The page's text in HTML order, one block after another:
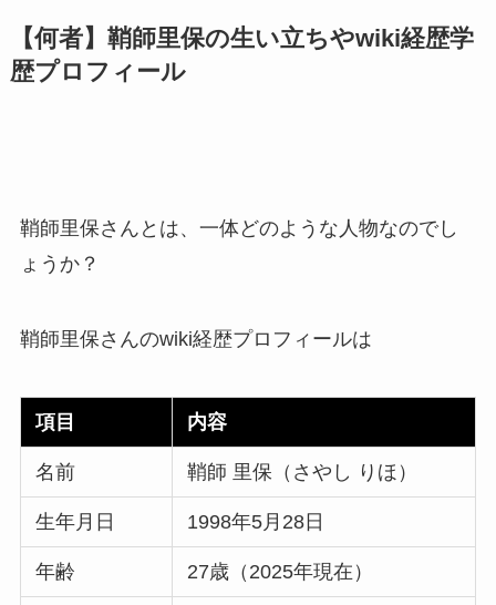
【何者】鞘師里保の生い立ちやwiki経歴学
歴プロフィール
鞘師里保さんとは、一体どのような人物なのでし
ょうか？
鞘師里保さんのwiki経歴プロフィールは
項目 内容
名前 鞘師 里保（さやし りほ）
生年月日 1998年5月28日
年齢 27歳（2025年現在）